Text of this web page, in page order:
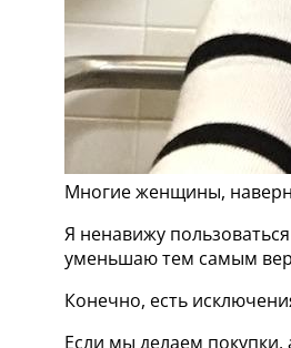
Многие женщины,
Я ненавижу
уменьшаю тем самым
Конечно, есть
Если мы делаем